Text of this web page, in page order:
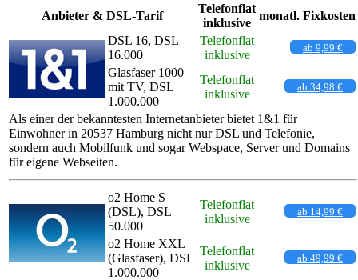
Anbieter & DSL-Tarif
Telefonflat
inklusive
monatl. Fixkosten
DSL 16, DSL
16.000
Telefonflat
inklusive
ab 9,99 €
Glasfaser 1000
mit TV, DSL
1.000.000
Telefonflat
inklusive
ab 34,98 €
Als einer der bekanntesten Internetanbieter bietet 1&1 für
Einwohner in 20537 Hamburg nicht nur DSL und Telefonie,
sondern auch Mobilfunk und sogar Webspace, Server und Domains
für eigene Webseiten.
o2 Home S
(DSL), DSL
50.000
Telefonflat
inklusive
ab 14,99 €
o2 Home XXL
(Glasfaser), DSL
1.000.000
Telefonflat
inklusive
ab 49,99 €